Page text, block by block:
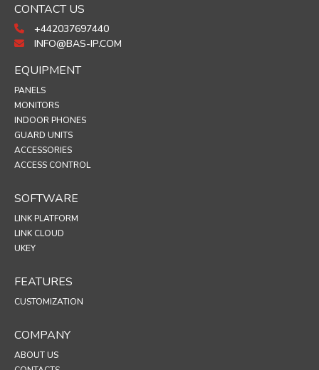
CONTACT US
+442037697440
INFO@BAS-IP.COM
EQUIPMENT
PANELS
MONITORS
INDOOR PHONES
GUARD UNITS
ACCESSORIES
ACCESS CONTROL
SOFTWARE
LINK PLATFORM
LINK CLOUD
UKEY
FEATURES
CUSTOMIZATION
COMPANY
ABOUT US